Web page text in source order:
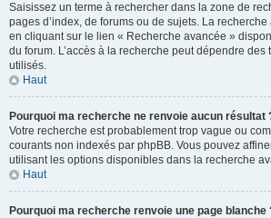
Saisissez un terme à rechercher dans la zone de
pages d’index, de forums ou de sujets. La
en cliquant sur le lien « Recherche avancée »
du forum. L’accès à la recherche peut dépendre
utilisés.
Haut
Pourquoi ma recherche ne renvoie aucun résultat
Votre recherche est probablement trop vague ou
courants non indexés par phpBB. Vous pouvez
utilisant les options disponibles dans la recherche
Haut
Pourquoi ma recherche renvoie une page blanche